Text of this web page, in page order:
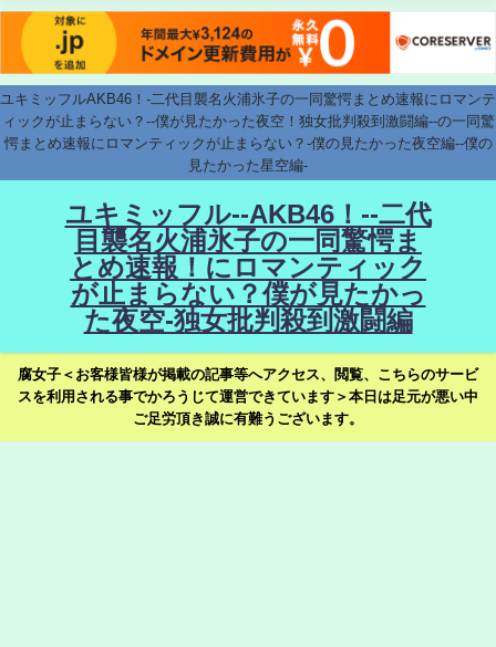
ユキミッフルAKB46！-二代目襲名火浦氷子の一同驚愕まとめ速報にロマンテ
ィックが止まらない？--僕が見たかった夜空！独女批判殺到激闘編--の一同驚
愕まとめ速報にロマンティックが止まらない？-僕の見たかった夜空編--僕の
見たかった星空編-
ユキミッフル--AKB46！--二代
目襲名火浦氷子の一同驚愕ま
とめ速報！にロマンティック
が止まらない？僕が見たかっ
た夜空-独女批判殺到激闘編
腐女子＜お客様皆様が掲載の記事等へアクセス、閲覧、こちらのサービ
スを利用される事でかろうじて運営できています＞本日は足元が悪い中
ご足労頂き誠に有難うございます。